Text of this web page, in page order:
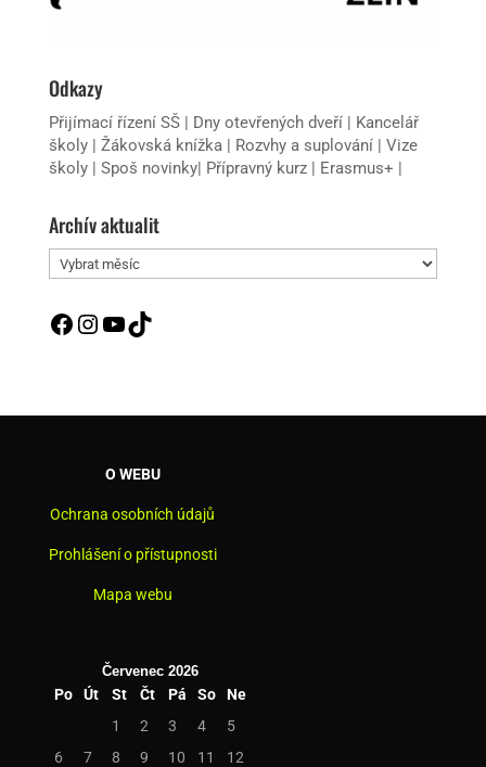
Odkazy
Přijímací řízení SŠ| Dny otevřených dveří|
Kancelář
školy| Žákovská knížka| Rozvhy a suplování
Vize
školy
Spoš novinky| Přípravný kurz| Erasmus+
Archív aktualit
Archív
aktualit
Facebook
Instagram
YouTube
TikTok
O WEBU
Ochrana osobních údajů
Prohlášení o přístupnosti
Mapa webu
Červenec 2026
Po Út St Čt Pá So
Ne
1
2 3 4
5
6
7 8 9 10 11
12